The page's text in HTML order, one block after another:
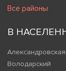
Все районы
В
Александровская
Володарский